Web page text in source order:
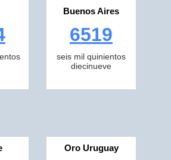
Buenos Aires
6519
seis mil quinientos
diecinueve
Oro Uruguay